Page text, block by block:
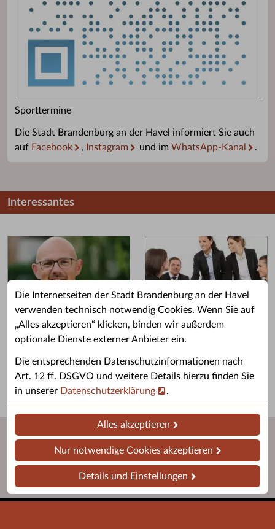
Die Internetseiten der Stadt Brandenburg an der Havel
verwenden technisch notwendig Cookies. Wenn Sie auf
„Alles akzeptieren“ klicken, binden wir außerdem
optionale Dienste externer Anbieter ein.
Die entsprechenden Datenschutzinformationen nach
Art. 12 ff. DSGVO und weitere Details hierzu finden Sie
in unserer Datenschutzerklärung .
Alles akzeptieren
Nur notwendige Cookies akzeptieren
Details und Einstellungen
Sporttermine
Die Stadt Brandenburg an der Havel informiert Sie auch
auf Facebook , Instagram und im WhatsApp-Kanal .
Interessantes
Grußwort des OB